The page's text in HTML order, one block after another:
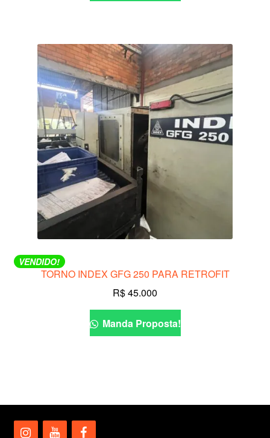
VENDIDO!
TORNO INDEX GFG 250 PARA RETROFIT
R$45.000
Manda Proposta!